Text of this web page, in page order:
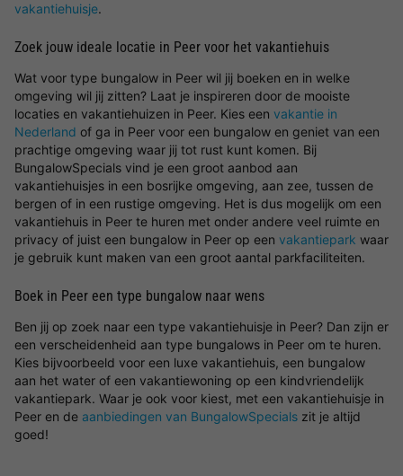
vakantiehuisje.
Zoek jouw ideale locatie in Peer voor het vakantiehuis
Wat voor type bungalow in Peer wil jij boeken en in welke
omgeving wil jij zitten? Laat je inspireren door de mooiste
locaties en vakantiehuizen in Peer. Kies een vakantie in
Nederland of ga in Peer voor een bungalow en geniet van een
prachtige omgeving waar jij tot rust kunt komen. Bij
BungalowSpecials vind je een groot aanbod aan
vakantiehuisjes in een bosrijke omgeving, aan zee, tussen de
bergen of in een rustige omgeving. Het is dus mogelijk om een
vakantiehuis in Peer te huren met onder andere veel ruimte en
privacy of juist een bungalow in Peer op een vakantiepark waar
je gebruik kunt maken van een groot aantal parkfaciliteiten.
Boek in Peer een type bungalow naar wens
Ben jij op zoek naar een type vakantiehuisje in Peer? Dan zijn er
een verscheidenheid aan type bungalows in Peer om te huren.
Kies bijvoorbeeld voor een luxe vakantiehuis, een bungalow
aan het water of een vakantiewoning op een kindvriendelijk
vakantiepark. Waar je ook voor kiest, met een vakantiehuisje in
Peer en de aanbiedingen van BungalowSpecials zit je altijd
goed!